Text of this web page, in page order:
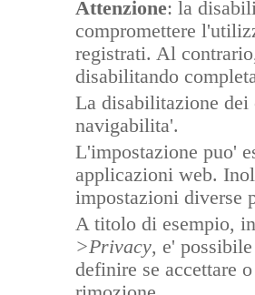
Attenzione: la
compromettere
registrati. Al
disabilitando
La disabilitazione
navigabilita'.
L'impostazione puo'
applicazioni web.
impostazioni diverse
A titolo di esempio,
>Privacy, e'
definire se accettare